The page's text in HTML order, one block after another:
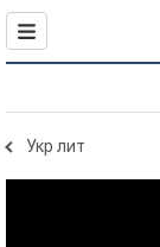
Укр лит